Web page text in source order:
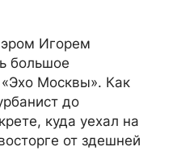
Игорем
большое
«Эхо Москвы». Как
до
куда уехал на
от здешней